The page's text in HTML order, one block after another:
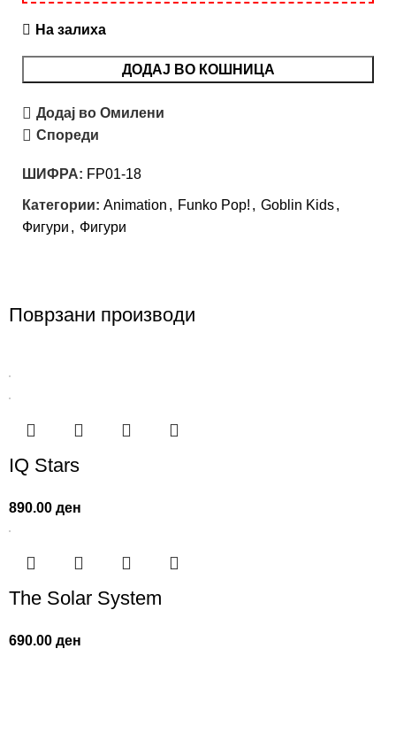
На залиха
ДОДАЈ ВО КОШНИЦА
Додај во Омилени
Спореди
ШИФРА: FP01-18
Категории: Animation , Funko Pop! , Goblin Kids,
Фигури , Фигури
Поврзани производи
IQ Stars
890.00ден
The Solar System
690.00ден